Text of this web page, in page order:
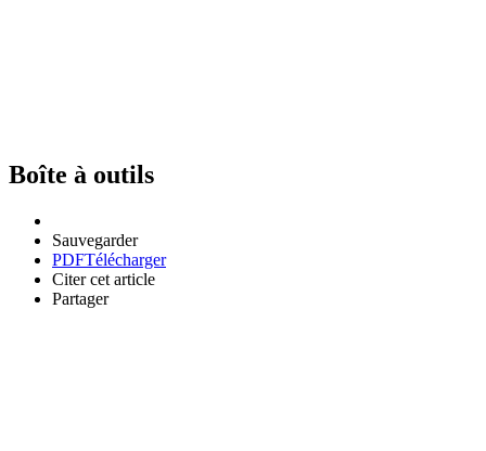
Boîte à outils
Sauvegarder
PDFTélécharger
Citer cet article
Partager